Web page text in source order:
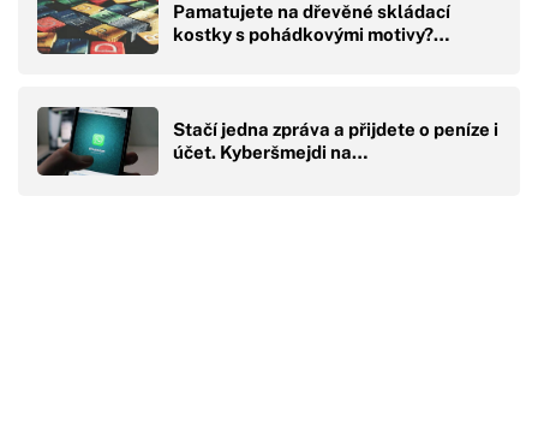
Pamatujete na dřevěné skládací
kostky s pohádkovými motivy?…
Stačí jedna zpráva a přijdete o peníze i
účet. Kyberšmejdi na…